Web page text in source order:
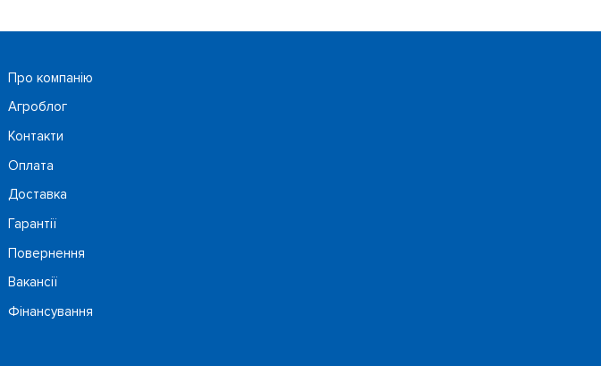
Про компанію
Агроблог
Контакти
Оплата
Доставка
Гарантії
Повернення
Вакансії
Фінансування